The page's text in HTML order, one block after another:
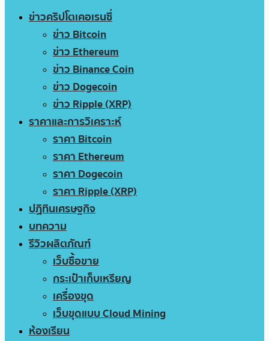
ข่าวคริปโตเคอเรนซี่
ข่าว Bitcoin
ข่าว Ethereum
ข่าว Binance Coin
ข่าว Dogecoin
ข่าว Ripple (XRP)
ราคาและการวิเคราะห์
ราคา Bitcoin
ราคา Ethereum
ราคา Dogecoin
ราคา Ripple (XRP)
ปฏิทินเศรษฐกิจ
บทความ
รีวิวผลิตภัณฑ์
เว็บซื้อขาย
กระเป๋าเก็บเหรียญ
เครื่องขุด
เว็บขุดแบบ Cloud Mining
ห้องเรียน